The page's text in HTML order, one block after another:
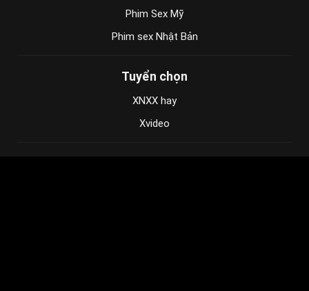
Phim Sex Mỹ
Phim sex Nhật Bản
Tuyển chọn
XNXX hay
Xvideo